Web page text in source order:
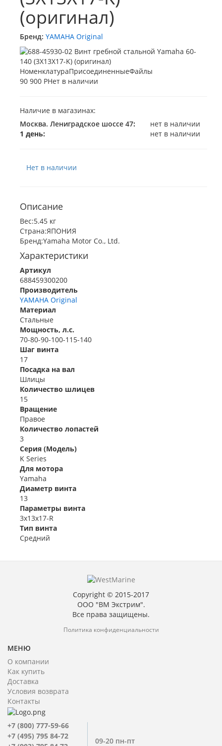
(оригинал)
Бренд: YAMAHA Original
90 900 РНет в наличии
Наличие в магазинах:
Москва. Лениградское шоссе 47:
нет в наличии
1 день:
нет в наличии
Нет в наличии
Описание
Вес:5.45 кг
Страна:ЯПОНИЯ
Бренд:Yamaha Motor Co., Ltd.
Характеристики
Артикул
688459300200
Производитель
YAMAHA Original
Материал
Стальные
Мощность, л.с.
70-80-90-100-115-140
Шаг винта
17
Посадка на вал
Шлицы
Количество шлицев
15
Вращение
Правое
Количество лопастей
3
Серия (Модель)
K Series
Для мотора
Yamaha
Диаметр винта
13
Параметры винта
3x13x17-R
Тип винта
Средний
Copyright © 2015-2017
ООО "ВМ Экстрим".
Все права защищены.
Политика конфиденциальности
МЕНЮ
О компании
Как купить
Доставка
Условия возврата
Контакты
+7 (800) 777-59-66
+7 (495) 795 84-72
09-20 пн-пт